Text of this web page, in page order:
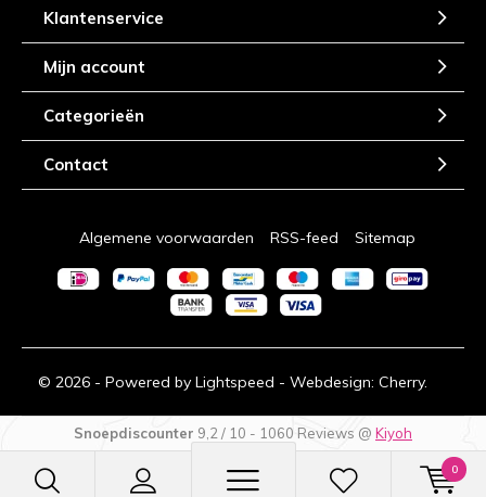
0
Klantenservice
Mijn account
Categorieën
Contact
© 2026 - Powered by Lightspeed - Webdesign: Cherry.
Algemene voorwaarden RSS-feed Sitemap
Snoepdiscounter 9,2 / 10 - 1060 Reviews @ Kiyoh